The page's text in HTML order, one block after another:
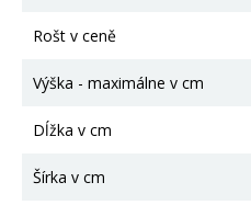
Rošt v ceně
Výška - maximálne v cm
Dĺžka v cm
Šírka v cm